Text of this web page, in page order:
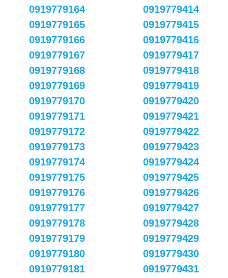
0919779164
0919779165
0919779166
0919779167
0919779168
0919779169
0919779170
0919779171
0919779172
0919779173
0919779174
0919779175
0919779176
0919779177
0919779178
0919779179
0919779180
0919779181
0919779414
0919779415
0919779416
0919779417
0919779418
0919779419
0919779420
0919779421
0919779422
0919779423
0919779424
0919779425
0919779426
0919779427
0919779428
0919779429
0919779430
0919779431